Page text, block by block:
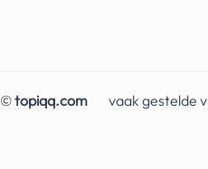
©topiqq.com vaak gestelde